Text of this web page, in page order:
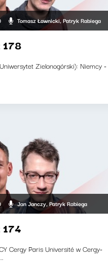
Tomasz Ławnicki, Patryk Rabiega
178
Zielonogórski): Niemcy -
Jan Janczy, Patryk Rabiega
174
Cergy Paris Université w Cergy-